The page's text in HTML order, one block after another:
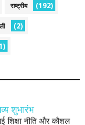
राष्ट्रीय (192)
(2)
शुभारंभ
शिक्षा नीति और कौशल